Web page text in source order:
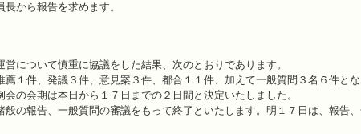
から報告を求めます。
について慎重に協議をした結果、次のとおりであります。
１件、発議３件、意見案３件、都合１１件、加えて一般質問３名６件とな
の会期は本日から１７日までの２日間と決定いたしました。
の報告、一般質問の審議をもって終了といたします。明１７日は、報告